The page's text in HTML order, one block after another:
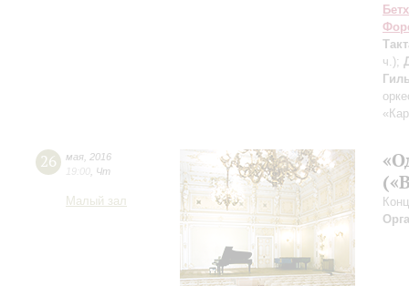
ч.);
26 мая 2016
19:00 Чт
Малый зал